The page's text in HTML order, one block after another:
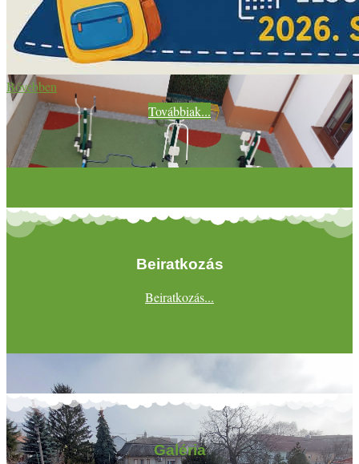
Bővebben
Továbbiak...
Beiratkozás
Beiratkozás...
Galéria